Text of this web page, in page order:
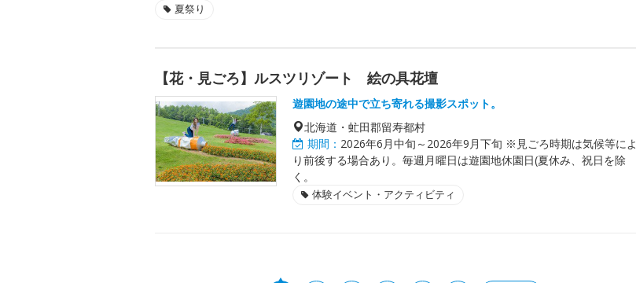
夏祭り
【花・見ごろ】ルスツリゾート 絵の具花壇
遊園地の途中で立ち寄れる撮影スポット。
北海道・虻田郡留寿都村
期間： 2026年6月中旬～2026年9月下旬 ※見ごろ時期は気候等によ
り前後する場合あり。毎週月曜日は遊園地休園日(夏休み、祝日を除
く。
体験イベント・アクティビティ